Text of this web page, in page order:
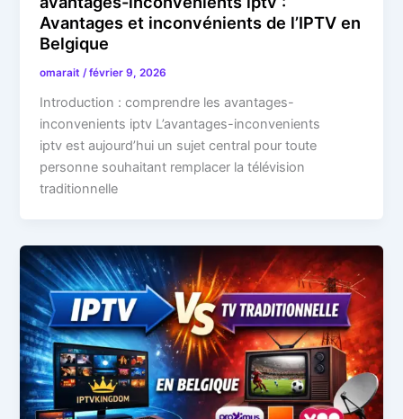
Avantages et inconvénients de l’IPTV en
Belgique
omarait/février 9, 2026
Introduction : comprendre les avantages-
inconvenients iptv L’avantages-inconvenients
iptv est aujourd’hui un sujet central pour toute
personne souhaitant remplacer la télévision
traditionnelle